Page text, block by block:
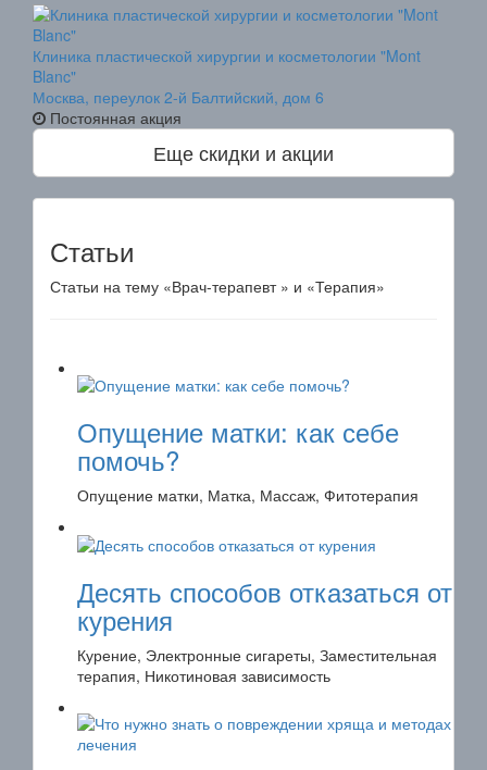
Клиника пластической хирургии и косметологии "Mont
Blanc"
Москва, переулок 2-й Балтийский, дом 6
Постоянная акция
Еще скидки и акции
Статьи
Статьи на тему «Врач-терапевт » и «Терапия»
Опущение матки: как себе
помочь?
Опущение матки, Матка, Массаж, Фитотерапия
Десять способов отказаться от
курения
Курение, Электронные сигареты, Заместительная
терапия, Никотиновая зависимость